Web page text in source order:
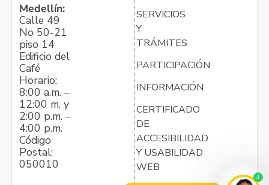
Medellín:
Calle 49
No 50-21
piso 14
Edificio del
Café
Horario:
8:00 a.m. –
12:00 m. y
2:00 p.m. –
4:00 p.m.
Código
Postal:
050010
SERVICIOS
Y
TRÁMITES
PARTICIPACIÓN
INFORMACIÓN
CERTIFICADO
DE
ACCESIBILIDAD
Y USABILIDAD
WEB
4